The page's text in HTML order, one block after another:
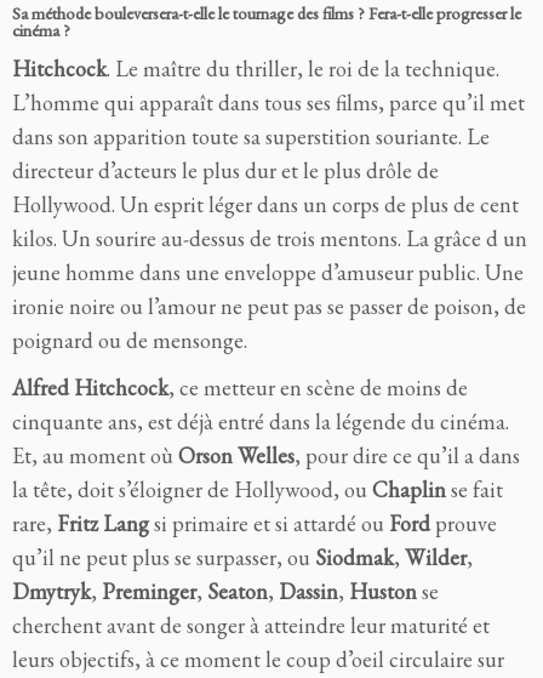
Sa méthode bouleversera-t-elle le tournage des films ? Fera-t-elle progresser le
cinéma ?
Hitchcock. Le maître du thriller, le roi de la technique.
L’homme qui apparaît dans tous ses films, parce qu’il met
dans son apparition toute sa superstition souriante. Le
directeur d’acteurs le plus dur et le plus drôle de
Hollywood. Un esprit léger dans un corps de plus de cent
kilos. Un sourire au-dessus de trois mentons. La grâce d un
jeune homme dans une enveloppe d’amuseur public. Une
ironie noire ou l’amour ne peut pas se passer de poison, de
poignard ou de mensonge.
Alfred Hitchcock, ce metteur en scène de moins de
cinquante ans, est déjà entré dans la légende du cinéma.
Et, au moment où Orson Welles, pour dire ce qu’il a dans
la tête, doit s’éloigner de Hollywood, ou Chaplinse fait
rare, Fritz Langsi primaire et si attardé ou Fordprouve
qu’il ne peut plus se surpasser, ou Siodmak, Wilder,
Dmytryk, Preminger, Seaton, Dassin, Hustonse
cherchent avant de songer à atteindre leur maturité et
leurs objectifs, à ce moment le coup d’oeil circulaire sur